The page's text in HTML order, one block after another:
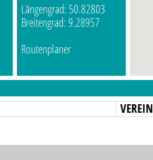
Längengrad: 50.82803
Breitengrad: 9.28957
Routenplaner
VEREIN